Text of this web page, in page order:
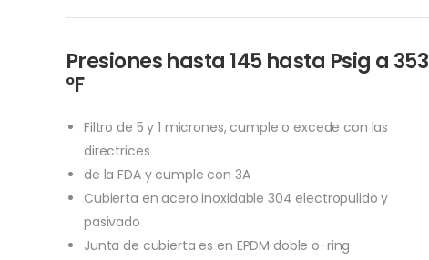
Presiones hasta 145 hasta Psig a 353
ºF
Filtro de 5 y 1 micrones, cumple o excede con las
directrices
de la FDA y cumple con 3A
Cubierta en acero inoxidable 304 electropulido y
pasivado
Junta de cubierta es en EPDM doble o-ring